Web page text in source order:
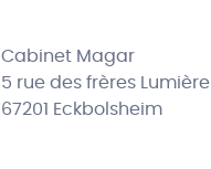
Cabinet Magar
5 rue des frères Lumière
67201 Eckbolsheim